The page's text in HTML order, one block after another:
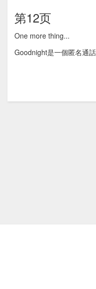
第12页
One more thing...
Goodnight是一個匿名通